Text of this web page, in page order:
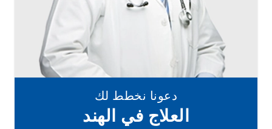
دعونا نخطط لك
العلاج في الهند